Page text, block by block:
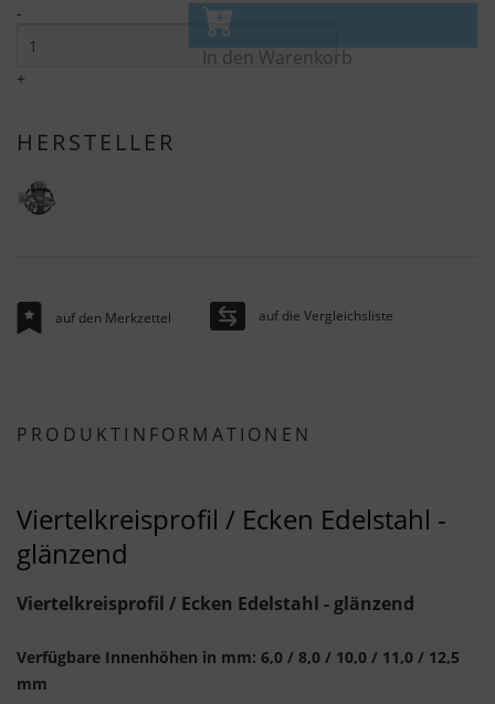
-
+
In den Warenkorb
HERSTELLER
auf den Merkzettel auf die Vergleichsliste
PRODUKTINFORMATIONEN
Viertelkreisprofil / Ecken Edelstahl -
glänzend
Viertelkreisprofil / Ecken Edelstahl - glänzend
Verfügbare Innenhöhen in mm: 6,0 / 8,0 / 10,0 / 11,0 / 12,5
mm